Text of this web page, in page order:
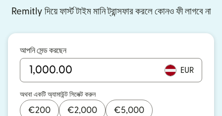
Remitly দিয়ে ফার্স্ট টাইম মানি ট্রান্সফার করলে কোনও ফী লাগবে না
আপনি সেন্ড করছেন
EUR
অথবা একটি অ্যামাউন্ট সিলেক্ট করুন
€200 €2,000 €5,000